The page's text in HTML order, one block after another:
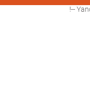
!--